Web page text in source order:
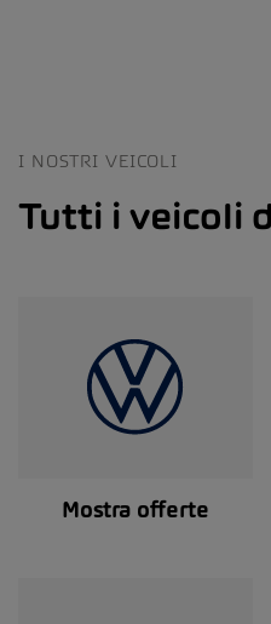
I NOSTRI VEICOLI
Tutti i veicoli
Mostra offerte